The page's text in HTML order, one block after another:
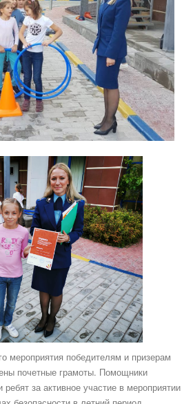
мероприятия победителям и призерам
почетные грамоты. Помощники
ребят за активное участие в мероприятии